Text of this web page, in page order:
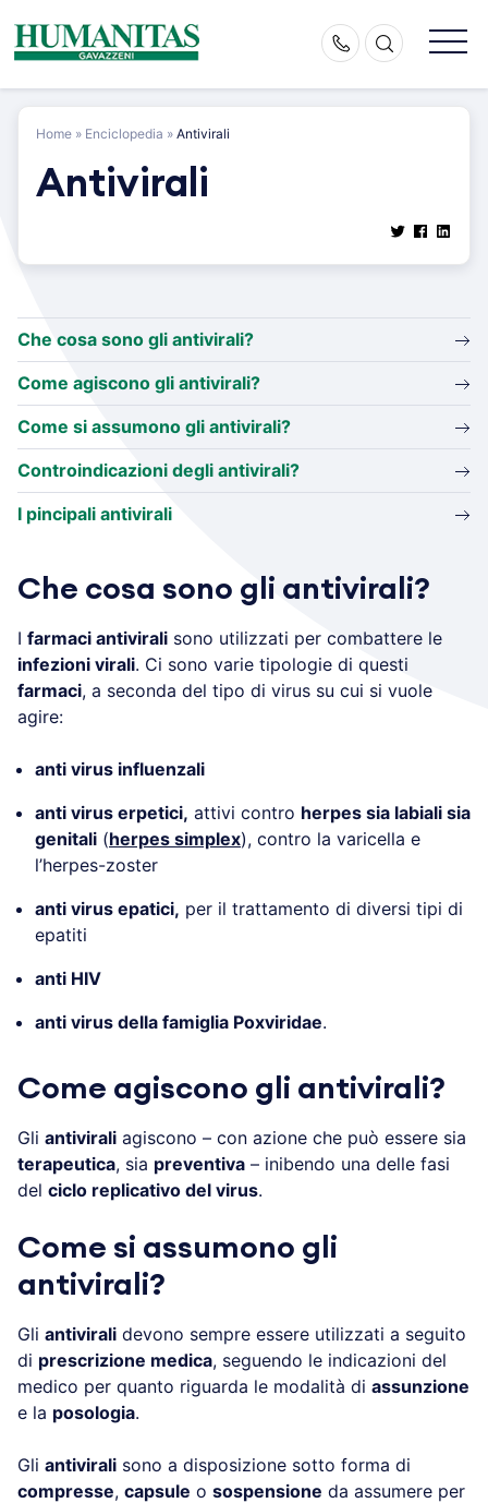
content
Home » Enciclopedia » Antivirali
Antivirali
Che cosa sono gli antivirali?
Come agiscono gli antivirali?
Come si assumono gli antivirali?
Controindicazioni degli antivirali?
I pincipali antivirali
Che cosa sono gli antivirali?
I farmaci antivirali sono utilizzati per combattere le
infezioni virali. Ci sono varie tipologie di questi
farmaci, a seconda del tipo di virus su cui si vuole
agire:
anti virus influenzali
anti virus erpetici, attivi contro herpes sia labiali sia
genitali (herpes simplex), contro la varicella e
l’herpes-zoster
anti virus epatici, per il trattamento di diversi tipi di
epatiti
anti HIV
anti virus della famiglia Poxviridae.
Come agiscono gli antivirali?
Gli antivirali agiscono – con azione che può essere sia
terapeutica, sia preventiva – inibendo una delle fasi
del ciclo replicativo del virus.
Come si assumono gli
antivirali?
Gli antivirali devono sempre essere utilizzati a seguito
di prescrizione medica, seguendo le indicazioni del
medico per quanto riguarda le modalità di assunzione
e la posologia.
Gli antivirali sono a disposizione sotto forma di
compresse, capsule o sospensione da assumere per